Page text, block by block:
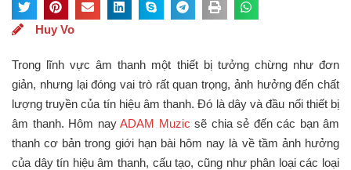
Huy Vo
Trong lĩnh vực âm thanh một thiết bị tưởng chừng như đơn
giản, nhưng lại đóng vai trò rất quan trọng, ảnh hưởng đến chất
lượng truyền của tín hiệu âm thanh. Đó là dây và đầu nối thiết bị
âm thanh. Hôm nay ADAM Muzic sẽ chia sẻ đến các bạn âm
thanh cơ bản trong giới hạn bài hôm nay là về tầm ảnh hưởng
của dây tín hiệu âm thanh, cấu tạo, cũng như phân loại các loại